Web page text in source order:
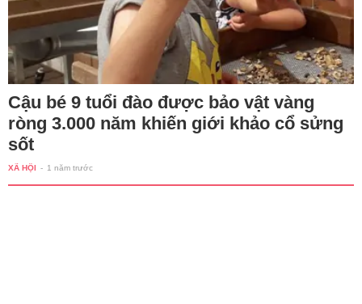
Cậu bé 9 tuổi đào được bảo vật vàng
ròng 3.000 năm khiến giới khảo cổ sửng
sốt
XÃ HỘI - 1 năm trước